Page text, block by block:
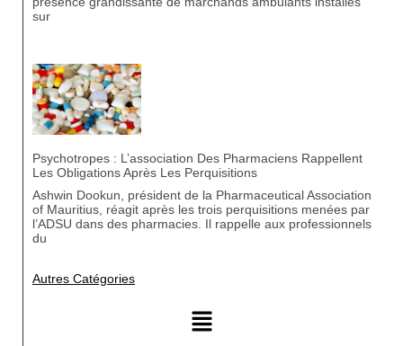
sur
Psychotropes : L’association Des Pharmaciens Rappellent
Les Obligations Après Les Perquisitions
Ashwin Dookun, président de la Pharmaceutical Association
of Mauritius, réagit après les trois perquisitions menées par
l’ADSU dans des pharmacies. Il rappelle aux professionnels
du
Autres Catégories